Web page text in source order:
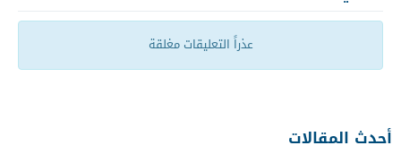
عذراً التعليقات مغلقة
أحدث المقالات